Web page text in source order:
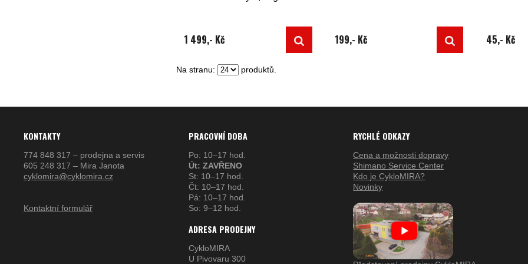
1 499,- Kč 199,- Kč 45,- Kč
Na stranu: produktů.
KONTAKTY
774 848 317 – prodejna a servis
605 248 317 – Mira Janota
cyklomira@cyklomira.cz
Kontaktní formulář
PRACOVNÍ DOBA
Po: 10–17 hod.
Út: ZAVŘENO
St: 10–17 hod.
Čt: 10–17 hod.
Pá: 10–17 hod.
So: 9–12 hod.
ADRESA PRODEJNY
CykloMIRA
U Pivovaru 300
RYCHLÉ ODKAZY
Cena a možnosti dopravy
Shimano Service Center
Kdo je CykloMIRA?
Novinky